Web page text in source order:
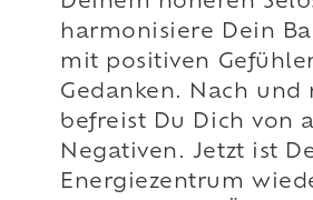
harmonisiere Dein
mit positiven
Gedanken. Nach und
befreist Du Dich von
Negativen. Jetzt ist
Energiezentrum